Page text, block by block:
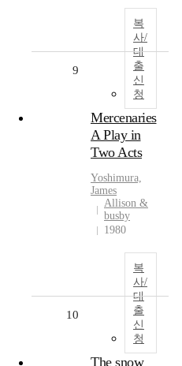
복
사/
대
출
신
청
9
Mercenaries
A Play in
Two Acts
Yoshimura,
James
Allison &
busby
1980
복
사/
대
출
신
청
10
The snow